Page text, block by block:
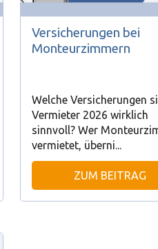
Versicherungen bei
Monteurzimmern
Welche Versicherungen
Vermieter 2026 wirklich
sinnvoll? Wer
vermietet, überni...
ZUM BEITRAG